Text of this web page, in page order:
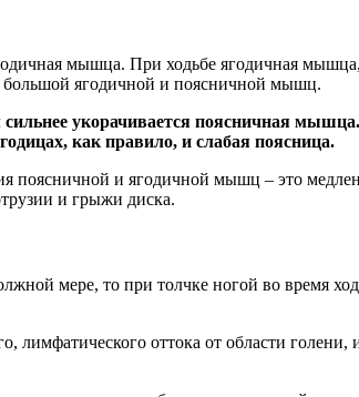
мышца. При ходьбе ягодичная
большой ягодичной и поясничной мышц.
укорачивается поясничная
как правило, и слабая поясница.
поясничной и ягодичной мышц – это
и грыжи диска.
мере, то при толчке ногой во время
оттока от области голени,